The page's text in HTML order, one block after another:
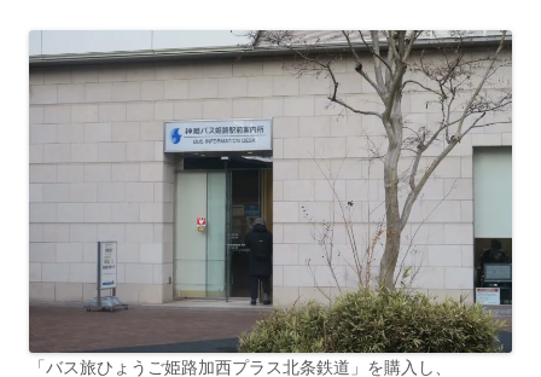
「バス旅ひょうご姫路加西プラス北条鉄道」を購入し、